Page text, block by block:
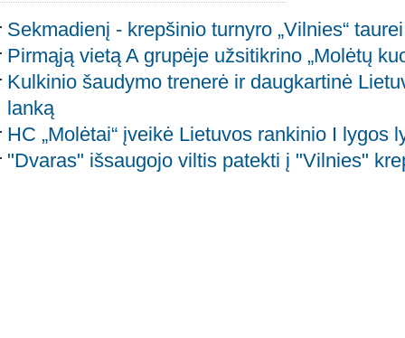
Sekmadienį - krepšinio turnyro „Vilnies“
Pirmąją vietą A grupėje užsitikrino „Molėtų
Kulkinio šaudymo trenerė ir daugkartinė
lanką
HC „Molėtai“ įveikė Lietuvos rankinio I lygos
"Dvaras" išsaugojo viltis patekti į "Vilnies"